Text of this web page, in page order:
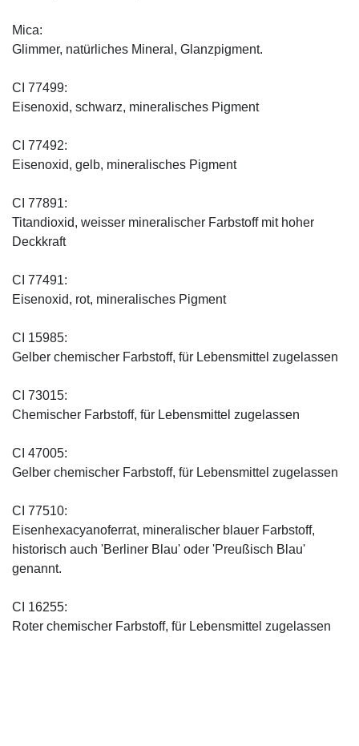
Mica:
Glimmer, natürliches Mineral, Glanzpigment.
CI 77499:
Eisenoxid, schwarz, mineralisches Pigment
CI 77492:
Eisenoxid, gelb, mineralisches Pigment
CI 77891:
Titandioxid, weisser mineralischer Farbstoff mit hoher
Deckkraft
CI 77491:
Eisenoxid, rot, mineralisches Pigment
CI 15985:
Gelber chemischer Farbstoff, für Lebensmittel zugelassen
CI 73015:
Chemischer Farbstoff, für Lebensmittel zugelassen
CI 47005:
Gelber chemischer Farbstoff, für Lebensmittel zugelassen
CI 77510:
Eisenhexacyanoferrat, mineralischer blauer Farbstoff,
historisch auch 'Berliner Blau' oder 'Preußisch Blau'
genannt.
CI 16255:
Roter chemischer Farbstoff, für Lebensmittel zugelassen